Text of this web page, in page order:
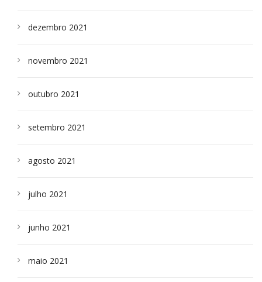
dezembro 2021
novembro 2021
outubro 2021
setembro 2021
agosto 2021
julho 2021
junho 2021
maio 2021